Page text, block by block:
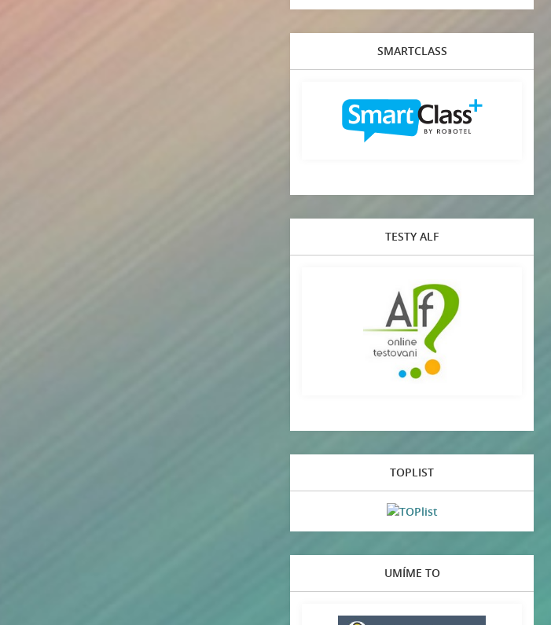
SMARTCLASS
TESTY ALF
TOPLIST
UMÍME TO